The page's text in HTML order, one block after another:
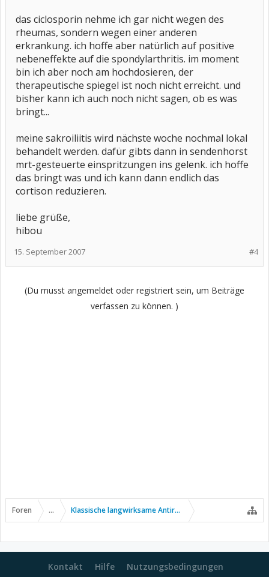
das ciclosporin nehme ich gar nicht wegen des
rheumas, sondern wegen einer anderen
erkrankung. ich hoffe aber natürlich auf positive
nebeneffekte auf die spondylarthritis. im moment
bin ich aber noch am hochdosieren, der
therapeutische spiegel ist noch nicht erreicht. und
bisher kann ich auch noch nicht sagen, ob es was
bringt...
meine sakroiliitis wird nächste woche nochmal lokal
behandelt werden. dafür gibts dann in sendenhorst
mrt-gesteuerte einspritzungen ins gelenk. ich hoffe
das bringt was und ich kann dann endlich das
cortison reduzieren.
liebe grüße,
hibou
#4
15. September 2007
(Du musst angemeldet oder registriert sein, um Beiträge
verfassen zu können. )
Foren ... Klassische langwirksame Antirheumatika
Kontakt Hilfe Nutzungsbedingungen